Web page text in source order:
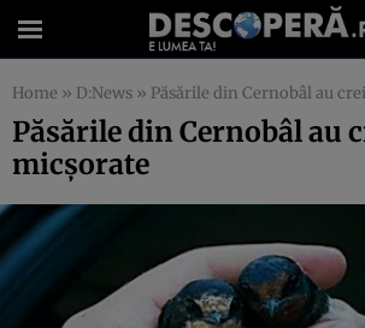
Home » D:News » Păsările din Cernobâl au
Păsările din Cernobâl au
micşorate